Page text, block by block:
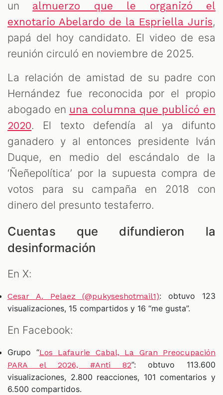
un almuerzo que le organizó el
exnotario Abelardo de la Espriella Juris,
papá del hoy candidato. El video de esa
reunión circuló en noviembre de 2025.
La relación de amistad de su padre con
Hernández fue reconocida por el propio
abogado en una columna que publicó en
2020. El texto defendía al ya difunto
ganadero y al entonces presidente Iván
Duque, en medio del escándalo de la
‘Ñeñepolítica’ por la supuesta compra de
votos para su campaña en 2018 con
dinero del presunto testaferro.
Cuentas que difundieron la
desinformación
En X:
Cesar A. Pelaez (@pukyseshotmail1): obtuvo 123
visualizaciones, 15 compartidos y 16 “me gusta”.
En Facebook:
Grupo “Los Lafaurie Cabal, La Gran Preocupación
PARA el 2026, #Anti 82”: obtuvo 113.600
visualizaciones, 2.800 reacciones, 101 comentarios y
6.500 compartidos.